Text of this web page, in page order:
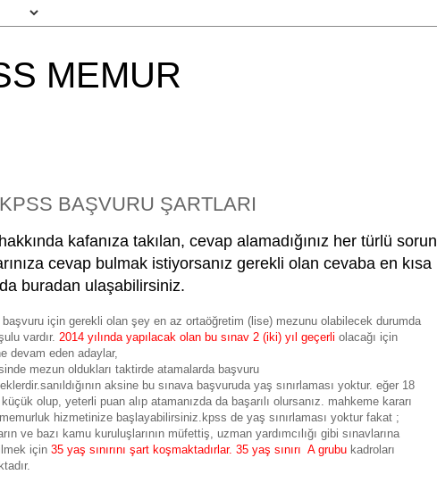
MEMUR
BAŞVURU ŞARTLARI
kafanıza takılan, cevap alamadığınız her türlü sorun
cevap bulmak istiyorsanız gerekli olan cevaba en kısa
buradan ulaşabilirsiniz.
için gerekli olan şey en az ortaöğretim (lise) mezunu olabilecek durumda
vardır. 2014 yılında yapılacak olan bu sınav 2 (iki) yıl geçerli olacağı için
devam eden adaylar,
mezun oldukları taktirde atamalarda başvuru
aksine bu sınava başvuruda yaş sınırlaması yoktur. eğer 18
olup, yeterli puan alıp atamanızda da başarılı olursanız. mahkeme kararı
hizmetinize başlayabilirsiniz.kpss de yaş sınırlaması yoktur fakat ;
ve bazı kamu kuruluşlarının müfettiş, uzman yardımcılığı gibi sınavlarına
için 35 yaş sınırını şart koşmaktadırlar. 35 yaş sınırı A grubu kadroları